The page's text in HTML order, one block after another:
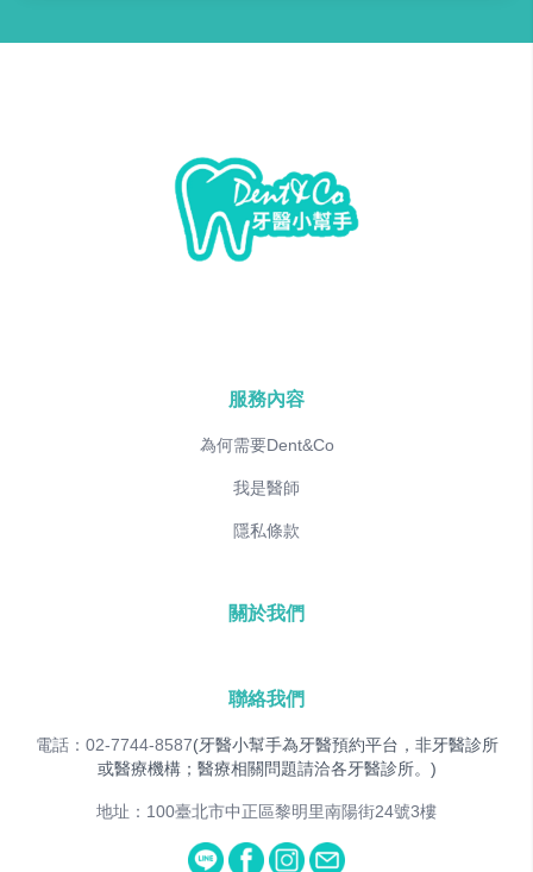
服務內容
為何需要Dent&Co
我是醫師
隱私條款
關於我們
聯絡我們
電話：02-7744-8587(牙醫小幫手為牙醫預約平台，非牙醫診所
或醫療機構；醫療相關問題請洽各牙醫診所。)
地址：100臺北市中正區黎明里南陽街24號3樓